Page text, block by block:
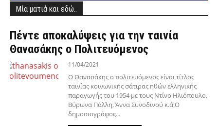
Μία ματιά και εδώ..
Πέντε αποκαλύψεις για την ταινία
Θανασάκης ο Πολιτευόμενος
11/04/2021
Ο Θανασάκης ο πολιτευόμενος είναι τίτλος
ταινίας κοινωνικής σάτιρας ηθών ελληνικής
παραγωγής του 1954 με τους Ντίνο Ηλιόπουλο,
Βύρωνα Πάλλη, Άννα Συνοδινού κ.ά.Ο
δημοσιογράφος...